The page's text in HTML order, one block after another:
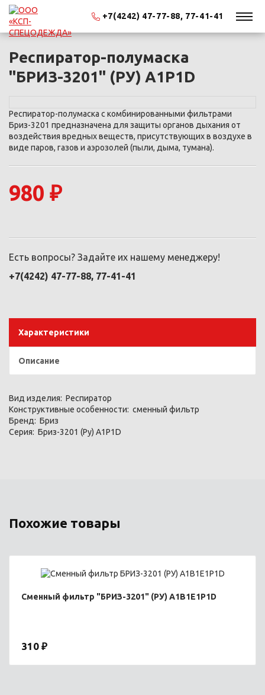
+7(4242) 47-77-88, 77-41-41
Респиратор-полумаска
"БРИЗ-3201" (РУ) А1Р1D
Респиратор-полумаска с комбинированными фильтрами
Бриз-3201 предназначена для защиты органов дыхания от
воздействия вредных веществ, присутствующих в воздухе в
виде паров, газов и аэрозолей (пыли, дыма, тумана).
980 ₽
Есть вопросы? Задайте их нашему менеджеру!
+7(4242) 47-77-88, 77-41-41
Характеристики
Описание
Вид изделия: Респиратор
Конструктивные особенности: сменный фильтр
Бренд: Бриз
Серия: Бриз-3201 (Ру) А1Р1D
Похожие товары
Сменный фильтр "БРИЗ-3201" (РУ) А1В1Е1Р1D
310 ₽